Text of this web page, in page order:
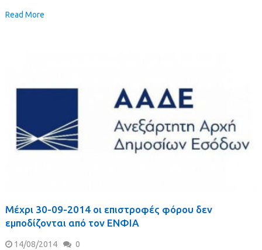
Read More
Μέχρι 30-09-2014 οι επιστροφές φόρου δεν
εμποδίζονται από τον ΕΝΦΙΑ
14/08/2014 0